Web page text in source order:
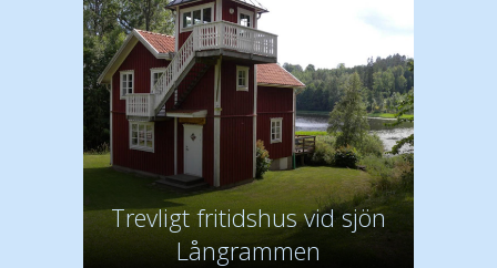
Trevligt fritidshus vid sjön
Långrammen